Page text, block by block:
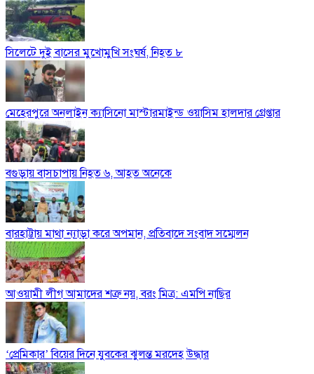
সিলেটে দুই বাসের মুখোমুখি সংঘর্ষ, নিহত ৮
মেহেরপুরে অনলাইন ক্যাসিনো মাস্টারমাইন্ড ওয়াসিম হালদার গ্রেপ্তার
বগুড়ায় বাসচাপায় নিহত ৬, আহত অনেকে
বারহাট্টায় মাথা ন্যাড়া করে অপমান, প্রতিবাদে সংবাদ সম্মেলন
আওয়ামী লীগ আমাদের শত্রু নয়, বরং মিত্র: এমপি নাছির
‘প্রেমিকার’ বিয়ের দিনে যুবকের ঝুলন্ত মরদেহ উদ্ধার